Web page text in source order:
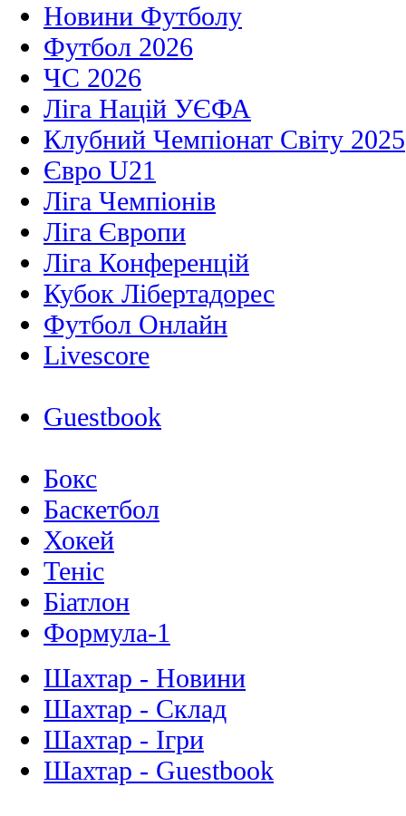
Новини Футболу
Футбол 2026
ЧС 2026
Ліга Націй УЄФА
Клубний Чемпіонат Світу 2025
Євро U21
Ліга Чемпіонів
Ліга Європи
Ліга Конференцій
Кубок Лібертадорес
Футбол Онлайн
Livescore
Guestbook
Бокс
Баскетбол
Хокей
Теніс
Біатлон
Формула-1
Шахтар - Новини
Шахтар - Склад
Шахтар - Ігри
Шахтар - Guestbook